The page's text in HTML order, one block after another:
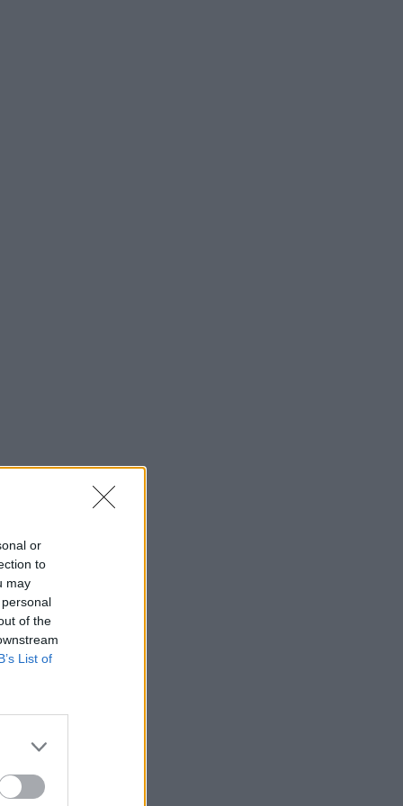
or
to
may
of the
List of